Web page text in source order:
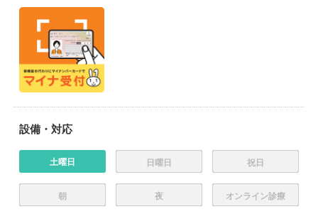
設備・対応
土曜日 日曜日 祝日
朝 夜 オンライン診療